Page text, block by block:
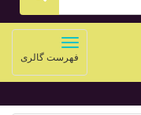
navigation
فهرست گالری